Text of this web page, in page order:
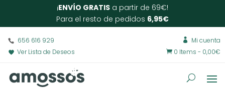
¡ENVÍO GRATIS a partir de 69€!
Para el resto de pedidos 6,95€
656 616 929
Ver Lista de Deseos
 Mi cuenta
 0 Items - 0,00€